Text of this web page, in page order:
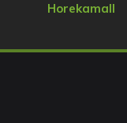
Horekamall